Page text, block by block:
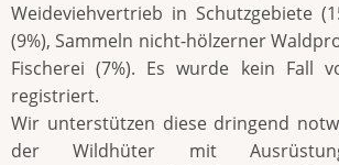
Weideviehvertrieb in Schutzgebiete
(9%), Sammeln nicht-hölzerner
Fischerei (7%). Es wurde kein Fall
registriert.
Wir unterstützen diese dringend
der Wildhüter mit